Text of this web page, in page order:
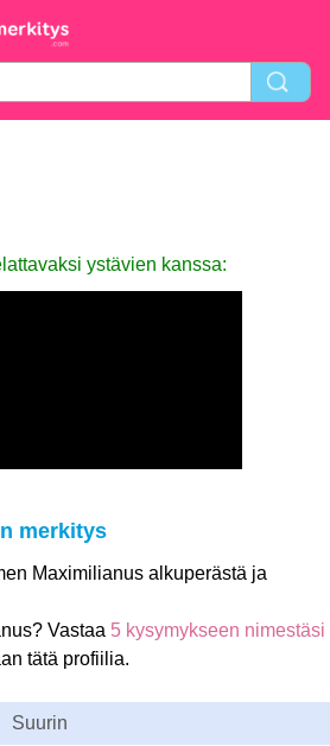
ystävien kanssa:
merkitys
Maximilianus alkuperästä ja
Vastaa 5 kysymykseen nimestäsi
tätä profiilia.
Suurin